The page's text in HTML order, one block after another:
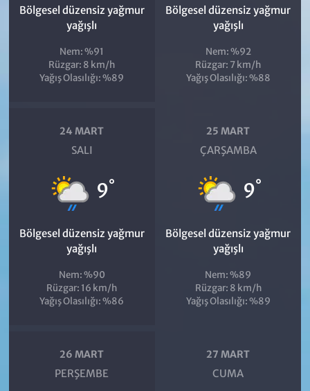
Bölgesel düzensiz yağmur
yağışlı
Nem: %91
Rüzgar: 8 km/h
Yağış Olasılığı: %89
Bölgesel düzensiz yağmur
yağışlı
Nem: %92
Rüzgar: 7 km/h
Yağış Olasılığı: %88
24 MART
SALI
9°
Bölgesel düzensiz yağmur
yağışlı
Nem: %90
Rüzgar: 16 km/h
Yağış Olasılığı: %86
25 MART
ÇARŞAMBA
9°
Bölgesel düzensiz yağmur
yağışlı
Nem: %89
Rüzgar: 8 km/h
Yağış Olasılığı: %89
26 MART
PERŞEMBE
27 MART
CUMA